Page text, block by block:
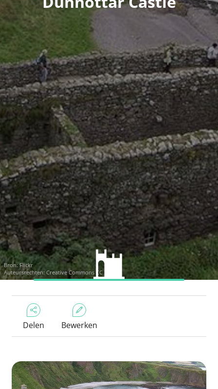
Bron:Flickr
Auteursrechten: Creative Commons CC BY 2.0
Delen Bewerken